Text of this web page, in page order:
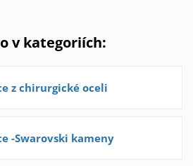
v kategoriích:
z chirurgické oceli
-Swarovski kameny